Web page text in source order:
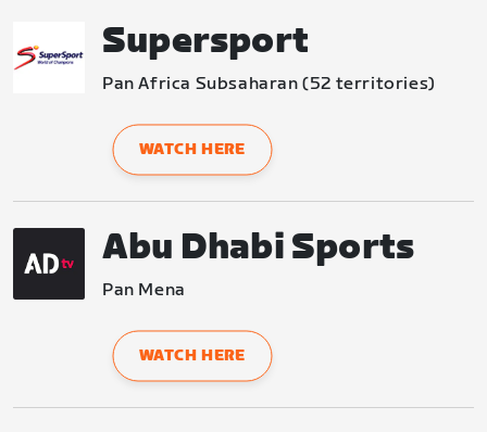
Supersport
Pan Africa Subsaharan (52 territories)
WATCH HERE
Abu Dhabi Sports
Pan Mena
WATCH HERE